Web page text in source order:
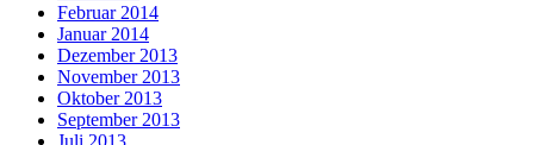
Februar 2014
Januar 2014
Dezember 2013
November 2013
Oktober 2013
September 2013
Juli 2013